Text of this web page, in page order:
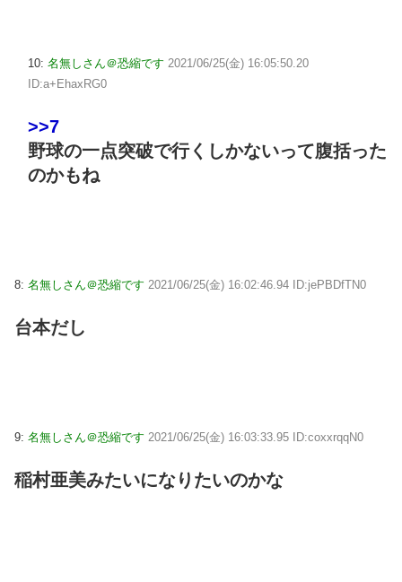
10: 名無しさん＠恐縮です 2021/06/25(金) 16:05:50.20
ID:a+EhaxRG0
>>7
野球の一点突破で行くしかないって腹括った
のかもね
8: 名無しさん＠恐縮です 2021/06/25(金) 16:02:46.94 ID:jePBDfTN0
台本だし
9: 名無しさん＠恐縮です 2021/06/25(金) 16:03:33.95 ID:coxxrqqN0
稲村亜美みたいになりたいのかな